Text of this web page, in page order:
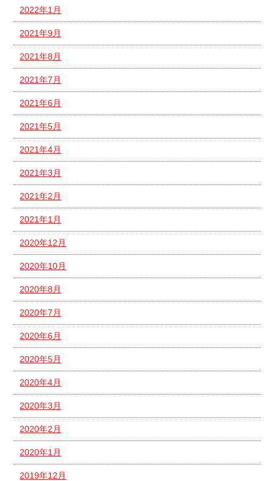
2022年1月
2021年9月
2021年8月
2021年7月
2021年6月
2021年5月
2021年4月
2021年3月
2021年2月
2021年1月
2020年12月
2020年10月
2020年8月
2020年7月
2020年6月
2020年5月
2020年4月
2020年3月
2020年2月
2020年1月
2019年12月